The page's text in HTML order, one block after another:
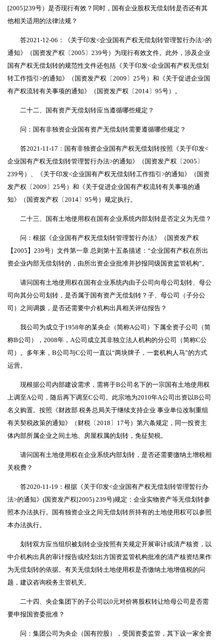
[2005]239号）是否现行有效？同时，国有企业股权无偿划转是否还有其
他相关适用的法律法规？
答2021-12-06：《关于印发<企业国有产权无偿划转管理暂行办法>的
通知》（国资发产权〔2005〕239号）为现行有效文件。此外，涉及企业
国有产权无偿划转的规范性文件还包括《关于印发<企业国有产权无偿划
转工作指引>的通知》（国资发产权〔2009〕25号）和《关于促进企业国
有产权流转有关事项的通知》（国资发产权〔2014〕95号）。
二十二、国有资产无偿划转应当遵循哪些规定？
问：国有非独资企业国有资产无偿划转需要遵循哪些规定？
答2021-11-17：国有非独资企业国有产权无偿划转按照《关于印发<
企业国有产权无偿划转管理暂行办法>的通知》（国资发产权〔2005〕
239号）、《关于印发<企业国有产权无偿划转工作指引>的通知》（国资
发产权〔2009〕25号）和《关于促进企业国有产权流转有关事项的通
知》（国资发产权〔2014〕95号）规定执行。
二十三、国有土地使用权在国有企业系统内部划转是否定义为无偿？
问：根据《企业国有产权无偿划转管理暂行办法》（国资发产权
【2005】239号）文件第一章 总则第十五条描述：“企业国有产权在所出
资企业内部无偿划转的，由所出资企业批准并抄报同级国资监管机构”。
请问国有土地使用权在国有企业系统内由子公司向母公司划转、母公
司向其分公司划转，是否属于国有资产无偿划转？子、母公司（子分公
司）之间调拨，是否还需要中介机构出具相关评估报告？
我公司为成立于1958年的某央企（简称A公司）下属全资子公司（简
称B公司），2008年，A公司成立其非独立法人机构的分公司（简称C公
司）。多年来，B公司与C公司一直以“两块牌子，一套机构人马”的方式
运营。
现根据公司内部建设需求，需将于B公司名下的一宗国有土地使用权
上调至A公司，随后再下调至C公司。此宗地为2010年A公司出资以B公司
名义购置。按照《财政部 税务总局关于继续支持企业 事业单位改制重组
有关契税政策的通知》（财税〔2018〕17号）第六条规定，同一投资主
体内部所属企业之间土地、房屋权属的划转，免征契税。
请问国有土地使用权在企业系统内部划转，是否还需要缴纳土增税相
关税费？
答2020-11-19：根据《关于印发<企业国有产权无偿划转管理暂行办
法>的通知》(国资发产权[2005) 239号)规定：企业实物资产等无偿划转参
照本办法执行。国有独资企业之间无偿划转所持有的土地使用权可以参照
本办法执行。
划转双方应当组织被划转企业按照有关规定开展审计或清产核资，以
中介机构出具的审计报告或经划出方国资监管机构批准的清产核资结果作
为无偿划转的依据。有关无偿划转土地使用权是否缴纳土地增值税的问
题，建议咨询税务主管机关。
二十四、央企集团下的子公司以0元对价将股权转让给母公司是否需
要申报国资委批准？
问：集团公司为央企（国有控股），受国资委监管，其下设一家全资